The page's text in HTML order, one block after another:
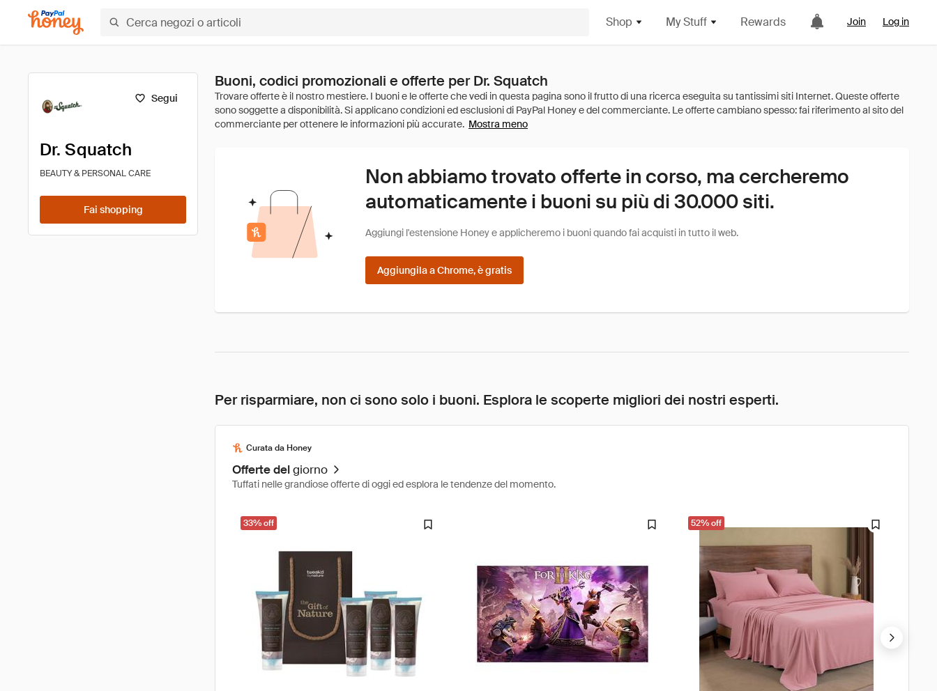
Shop My Stuff Rewards Join Log in
Segui
Dr. Squatch
BEAUTY & PERSONAL CARE
Fai shopping
Buoni, codici promozionali e offerte per Dr. Squatch
Mostra meno
Non abbiamo trovato offerte in corso, ma cercheremo
automaticamente i buoni su più di 30.000 siti.
Aggiungi l'estensione Honey e applicheremo i buoni quando fai acquisti in tutto il web.
Aggiungila a Chrome, è gratis
Per risparmiare, non ci sono solo i buoni. Esplora le scoperte migliori dei nostri esperti.
Curata da Honey
Offerte delgiorno
Tuffati nelle grandiose offerte di oggi ed esplora le tendenze del momento.
33% off 52% off